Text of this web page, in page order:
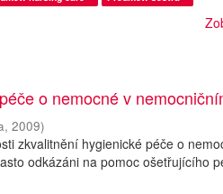
o nemocné v
,2009)
zkvalitnění hygienické péče o
odkázáni na pomoc ošetřujícího